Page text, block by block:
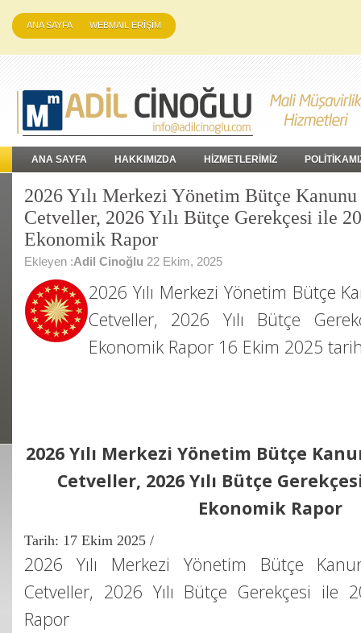
ANA SAYFA WEBMAIL ERİŞİM
ANA SAYFA HAKKIMIZDA HİZMETLERİMİZ
2026 Yılı Merkezi Yönetim Bütçe
Cetveller, 2026 Yılı Bütçe Gerekçesi ile
Ekonomik Rapor
Ekleyen :Adil Cinoğlu 22 Ekim, 2025
2026 Yılı Merkezi Yönetim Bütçe
Cetveller, 2026 Yılı Bütçe
Ekonomik Rapor 16 Ekim 2025
2026 Yılı Merkezi Yönetim Bütçe
Cetveller, 2026 Yılı Bütçe
Ekonomik Rapor
Tarih: 17 Ekim 2025 /
2026 Yılı Merkezi Yönetim Bütçe
Cetveller, 2026 Yılı Bütçe Gerekçesi ile
Rapor